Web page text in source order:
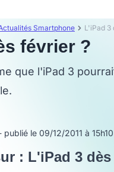
Smartphone L'iPad 3
février ?
que l'iPad 3
publié le 09/12/2011 à 15h10
: L'iPad 3